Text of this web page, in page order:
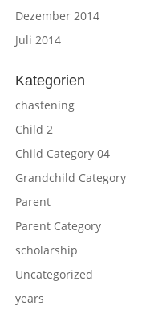
Dezember 2014
Juli 2014
Kategorien
chastening
Child 2
Child Category 04
Grandchild Category
Parent
Parent Category
scholarship
Uncategorized
years